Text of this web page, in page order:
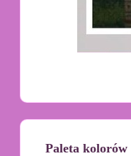
Paleta kolorów